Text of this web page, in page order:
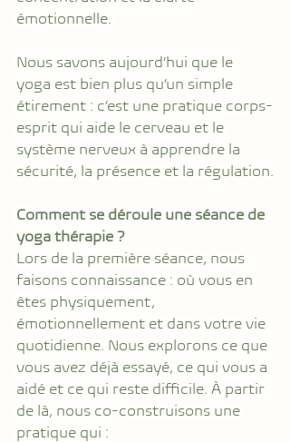
émotionnelle.
Nous savons aujourd’hui que le
yoga est bien plus qu’un simple
étirement : c’est une pratique corps-
esprit qui aide le cerveau et le
système nerveux à apprendre la
sécurité, la présence et la régulation.
Comment se déroule une séance de
yoga thérapie ?
Lors de la première séance, nous
faisons connaissance : où vous en
êtes physiquement,
émotionnellement et dans votre vie
quotidienne. Nous explorons ce que
vous avez déjà essayé, ce qui vous a
aidé et ce qui reste difficile. À partir
de là, nous co-construisons une
pratique qui :